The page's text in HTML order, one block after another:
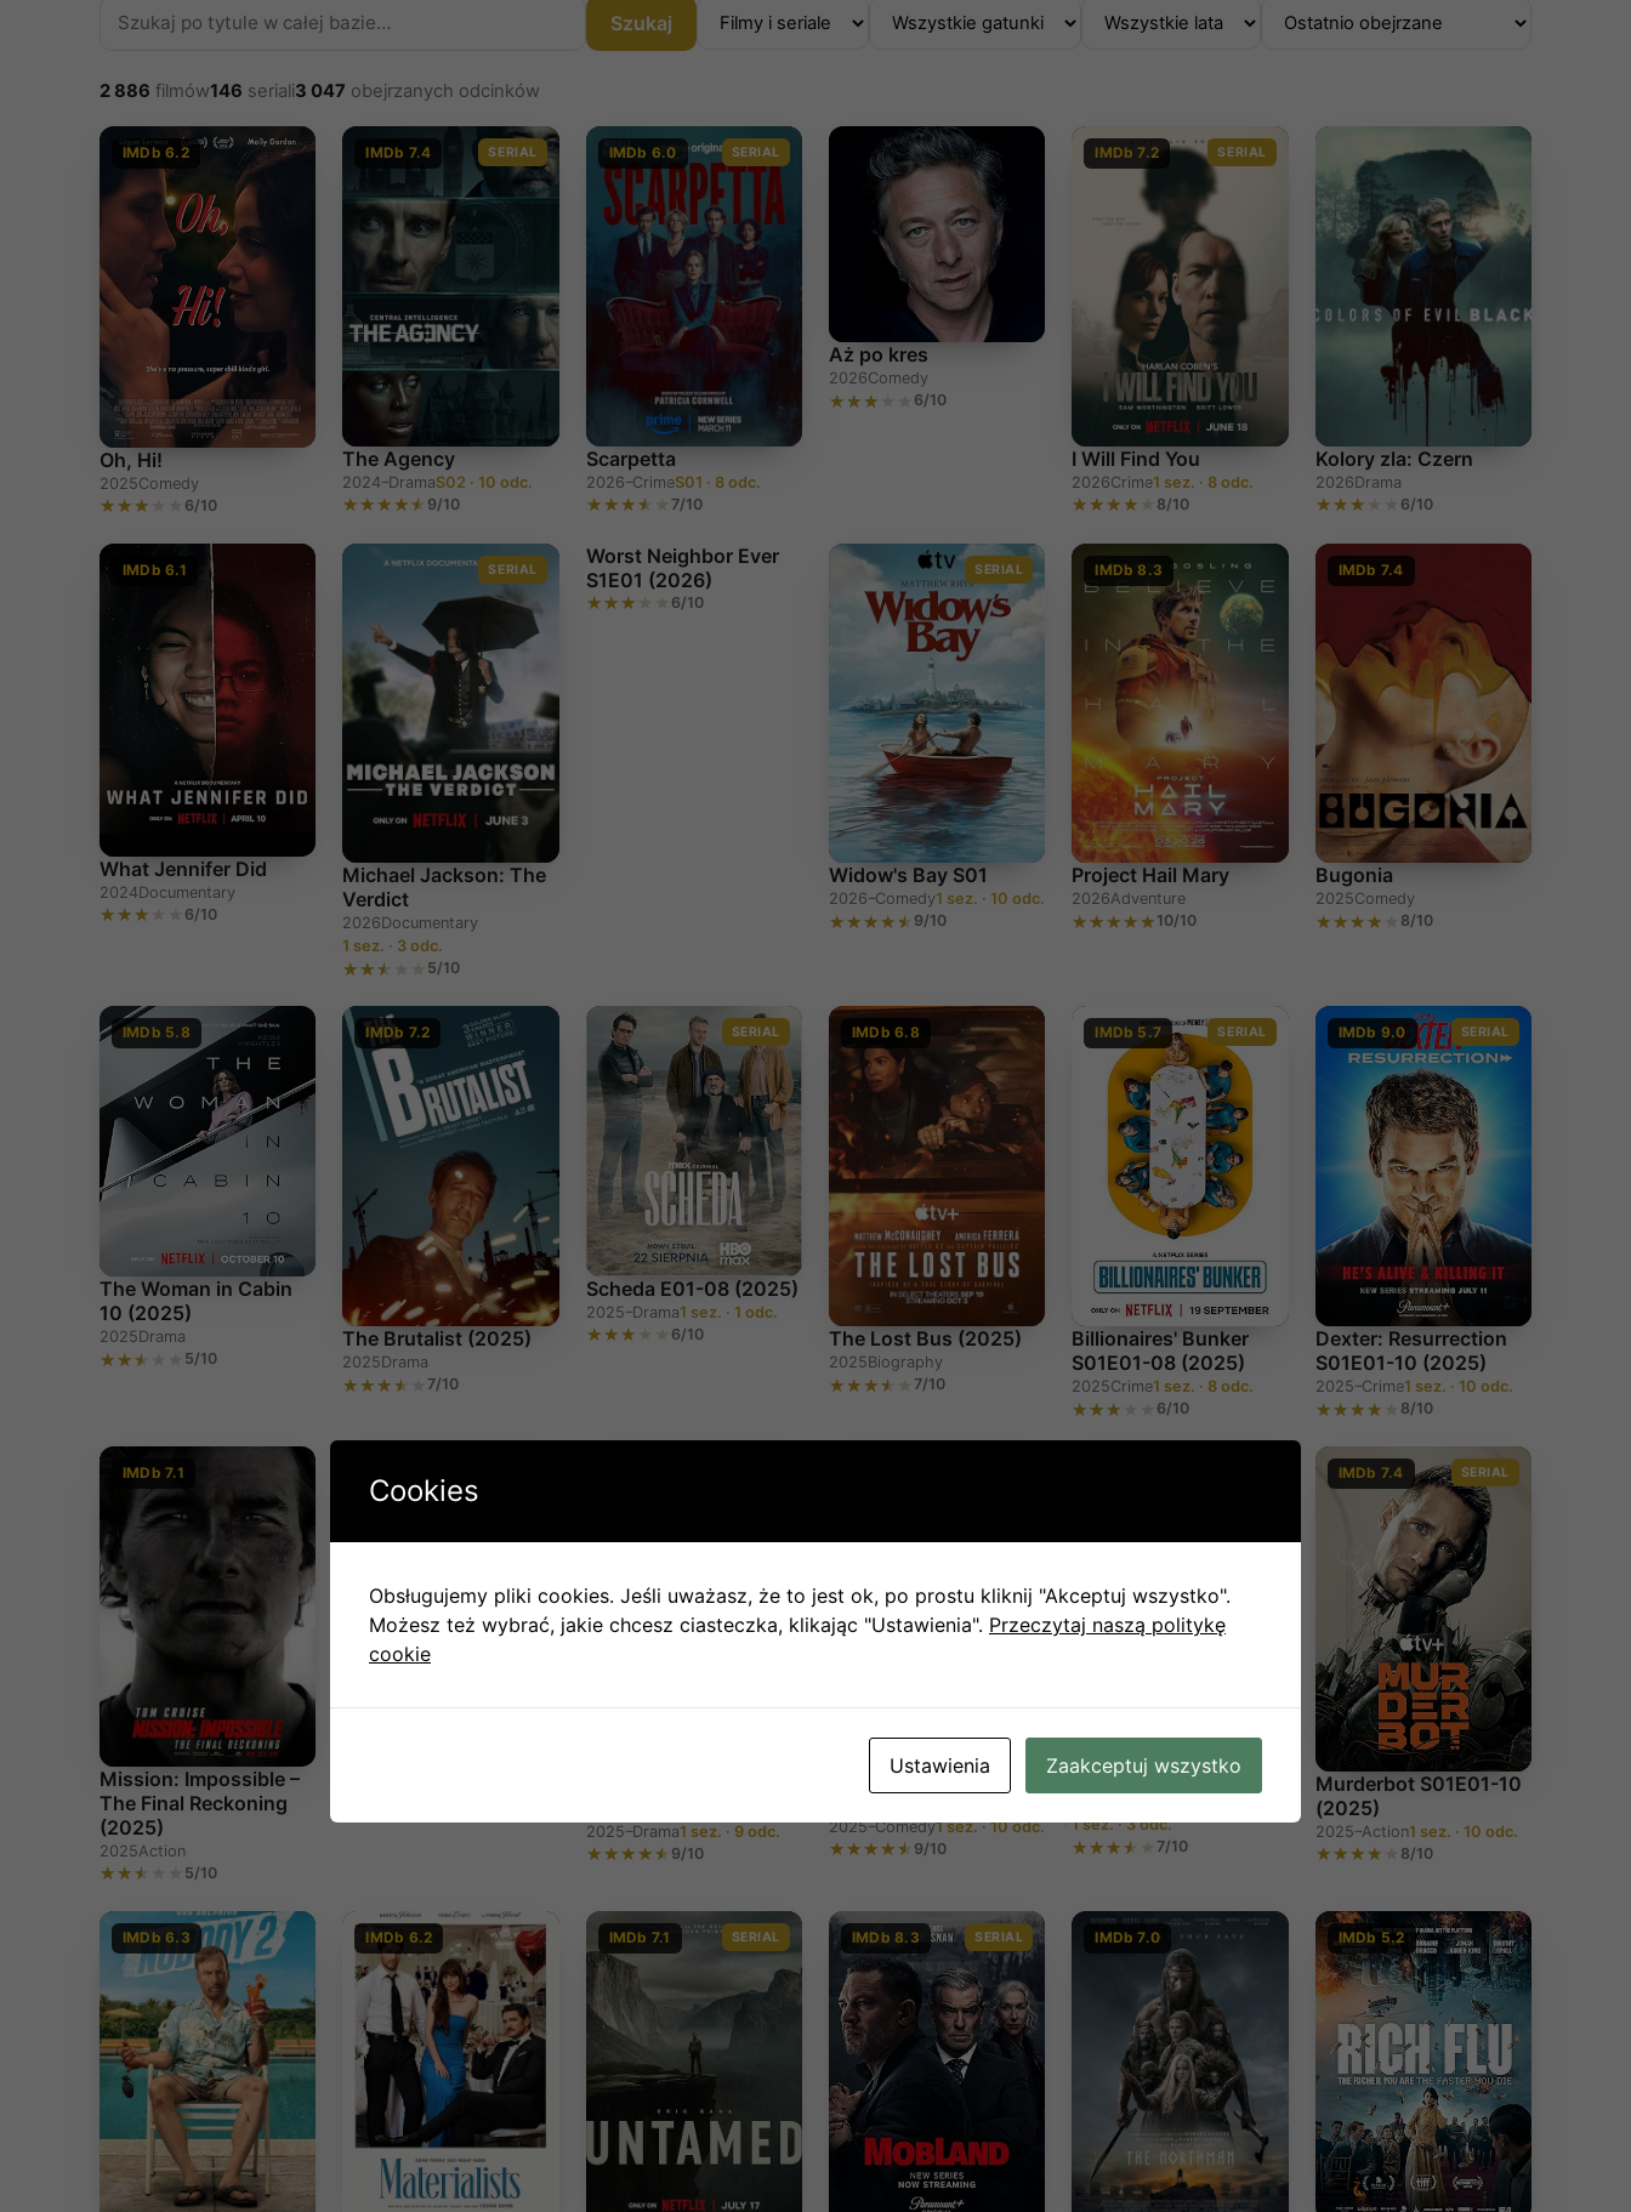
Szukaj
2 886 filmów146 seriali3 047 obejrzanych odcinków
IMDb 6.2
Oh, Hi!
2025Comedy
6/10
IMDb 7.4 SERIAL
The Agency
2024–DramaS02 · 10 odc.
9/10
IMDb 6.0 SERIAL
Scarpetta
2026–CrimeS01 · 8 odc.
7/10
Aż po kres
2026Comedy
6/10
IMDb 7.2 SERIAL
I Will Find You
2026Crime1 sez. · 8 odc.
8/10
Kolory zla: Czern
2026Drama
6/10
IMDb 6.1
What Jennifer Did
2024Documentary
6/10
SERIAL
Michael Jackson: The
Verdict
2026Documentary
1 sez. · 3 odc.
5/10
Worst Neighbor Ever
S1E01 (2026)
6/10
SERIAL
Widow's Bay S01
2026–Comedy1 sez. · 10 odc.
9/10
IMDb 8.3
Project Hail Mary
2026Adventure
10/10
IMDb 7.4
Bugonia
2025Comedy
8/10
IMDb 5.8
The Woman in Cabin
10 (2025)
2025Drama
5/10
IMDb 7.2
The Brutalist (2025)
2025Drama
7/10
SERIAL
Scheda E01-08 (2025)
2025–Drama1 sez. · 1 odc.
6/10
IMDb 6.8
The Lost Bus (2025)
2025Biography
7/10
IMDb 5.7 SERIAL
Billionaires' Bunker
S01E01-08 (2025)
2025Crime1 sez. · 8 odc.
6/10
IMDb 9.0 SERIAL
Dexter: Resurrection
S01E01-10 (2025)
2025–Crime1 sez. · 10 odc.
8/10
IMDb 7.1
Mission: Impossible –
The Final Reckoning
(2025)
2025Action
5/10
2025–Drama1 sez. · 9 odc.
9/10
The Studio S01E01-10
2025–Comedy1 sez. · 10 odc.
9/10
High Water E01-03
(2025)
1 sez. · 3 odc.
7/10
IMDb 7.4 SERIAL
Murderbot S01E01-10
(2025)
2025–Action1 sez. · 10 odc.
8/10
IMDb 6.3 IMDb 6.2 IMDb 7.1 SERIAL IMDb 8.3 SERIAL IMDb 7.0 IMDb 5.2
Cookies
Obsługujemy pliki cookies. Jeśli uważasz, że to jest ok, po prostu kliknij "Akceptuj wszystko".
Możesz też wybrać, jakie chcesz ciasteczka, klikając "Ustawienia". Przeczytaj naszą politykę
cookie
Ustawienia Zaakceptuj wszystko